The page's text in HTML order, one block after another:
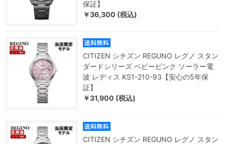
保証】
￥36,300 (税込)
CITIZEN シチズン REGUNO レグノ スタン
ダードシリーズ ベビーピンク ソーラー電
波 レディス KS1-210-93【安心の5年保
証】
￥31,900 (税込)
CITIZEN シチズン REGUNO レグノ スタン